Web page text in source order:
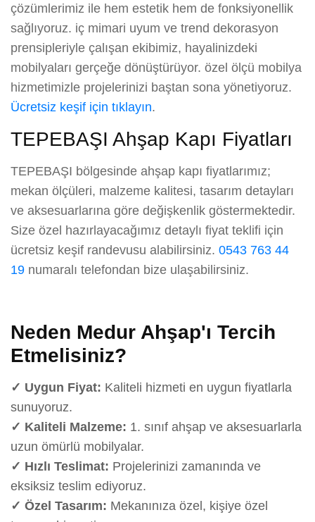
çözümlerimiz ile hem estetik hem de fonksiyonellik
sağlıyoruz. iç mimari uyum ve trend dekorasyon
prensipleriyle çalışan ekibimiz, hayalinizdeki
mobilyaları gerçeğe dönüştürüyor. özel ölçü mobilya
hizmetimizle projelerinizi baştan sona yönetiyoruz.
Ücretsiz keşif için tıklayın.
TEPEBAŞI Ahşap Kapı Fiyatları
TEPEBAŞI bölgesinde ahşap kapı fiyatlarımız;
mekan ölçüleri, malzeme kalitesi, tasarım detayları
ve aksesuarlarına göre değişkenlik göstermektedir.
Size özel hazırlayacağımız detaylı fiyat teklifi için
ücretsiz keşif randevusu alabilirsiniz. 0543 763 44
19 numaralı telefondan bize ulaşabilirsiniz.
Neden Medur Ahşap'ı Tercih
Etmelisiniz?
✓ Uygun Fiyat: Kaliteli hizmeti en uygun fiyatlarla
sunuyoruz.
✓ Kaliteli Malzeme: 1. sınıf ahşap ve aksesuarlarla
uzun ömürlü mobilyalar.
✓ Hızlı Teslimat: Projelerinizi zamanında ve
eksiksiz teslim ediyoruz.
✓ Özel Tasarım: Mekanınıza özel, kişiye özel